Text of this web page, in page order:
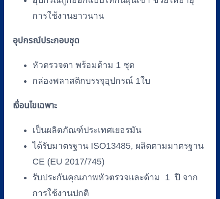
การใช้งานยาวนาน
อุปกรณ์ประกอบชุด
หัวตรวจตา พร้อมด้าม 1 ชุด
กล่องพลาสติกบรรจุอุปกรณ์ 1ใบ
เงื่อนไขเฉพาะ
เป็นผลิตภัณฑ์ประเทศเยอรมัน
ได้รับมาตรฐาน ISO13485, ผลิตตามมาตรฐาน
CE (EU 2017/745)
รับประกันคุณภาพหัวตรวจและด้าม 1 ปี จาก
การใช้งานปกติ